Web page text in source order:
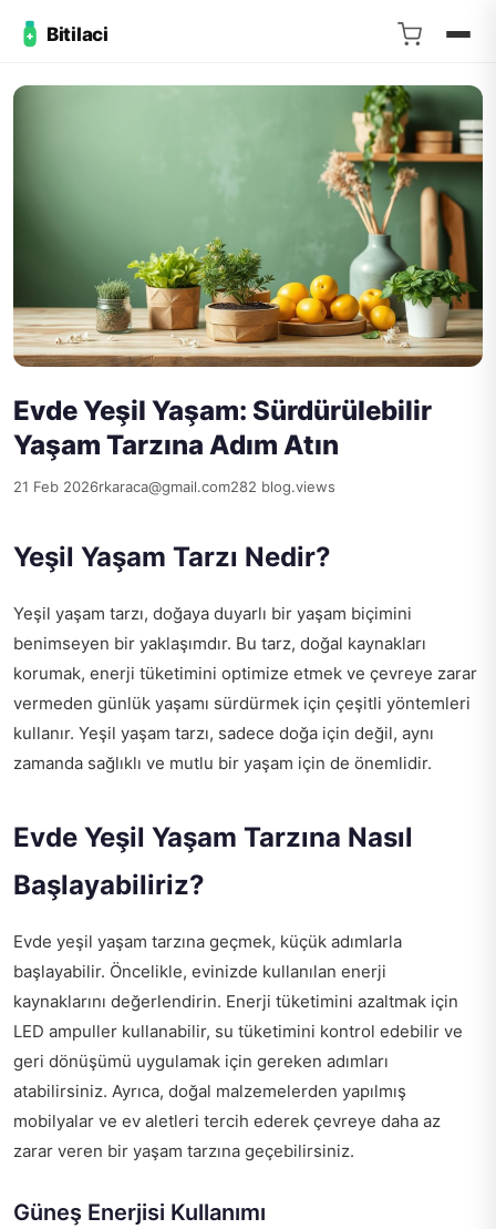
Bitilaci
Evde Yeşil Yaşam: Sürdürülebilir
Yaşam Tarzına Adım Atın
21 Feb 2026rkaraca@gmail.com282 blog.views
Yeşil Yaşam Tarzı Nedir?
Yeşil yaşam tarzı, doğaya duyarlı bir yaşam biçimini
benimseyen bir yaklaşımdır. Bu tarz, doğal kaynakları
korumak, enerji tüketimini optimize etmek ve çevreye zarar
vermeden günlük yaşamı sürdürmek için çeşitli yöntemleri
kullanır. Yeşil yaşam tarzı, sadece doğa için değil, aynı
zamanda sağlıklı ve mutlu bir yaşam için de önemlidir.
Evde Yeşil Yaşam Tarzına Nasıl
Başlayabiliriz?
Evde yeşil yaşam tarzına geçmek, küçük adımlarla
başlayabilir. Öncelikle, evinizde kullanılan enerji
kaynaklarını değerlendirin. Enerji tüketimini azaltmak için
LED ampuller kullanabilir, su tüketimini kontrol edebilir ve
geri dönüşümü uygulamak için gereken adımları
atabilirsiniz. Ayrıca, doğal malzemelerden yapılmış
mobilyalar ve ev aletleri tercih ederek çevreye daha az
zarar veren bir yaşam tarzına geçebilirsiniz.
Güneş Enerjisi Kullanımı